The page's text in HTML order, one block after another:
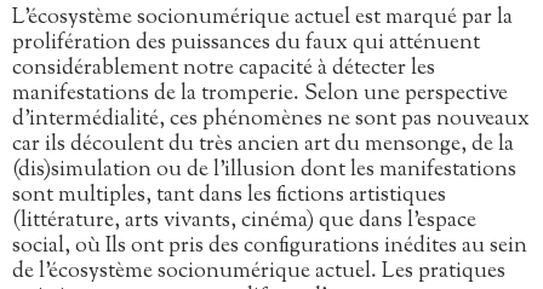
L’écosystème socionumérique actuel est marqué par la
prolifération des puissances du faux qui atténuent
considérablement notre capacité à détecter les
manifestations de la tromperie. Selon une perspective
d’intermédialité, ces phénomènes ne sont pas nouveaux
car ils découlent du très ancien art du mensonge, de la
(dis)simulation ou de l’illusion dont les manifestations
sont multiples, tant dans les fictions artistiques
(littérature, arts vivants, cinéma) que dans l’espace
social, où Ils ont pris des configurations inédites au sein
de l’écosystème socionumérique actuel. Les pratiques